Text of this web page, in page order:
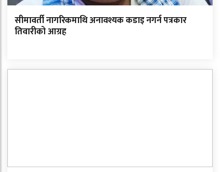
सीमावर्ती नागरिकमाथि अनावश्यक कडाइ नगर्न पत्रकार
तिवारीको आग्रह